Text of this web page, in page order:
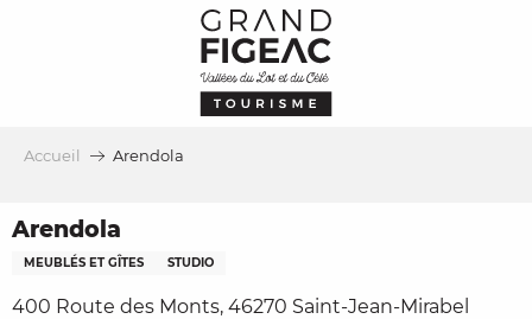
Accueil Arendola
Arendola
MEUBLÉS ET GÎTES STUDIO
400 Route des Monts, 46270 Saint-Jean-Mirabel